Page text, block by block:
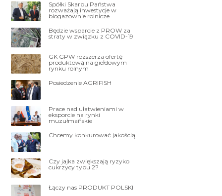
Spółki Skarbu Państwa
rozważają inwestycje w
biogazownie rolnicze
Będzie wsparcie z PROW za
straty w związku z COVID-19
GK GPW rozszerza ofertę
produktową na giełdowym
rynku rolnym
Posiedzenie AGRIFISH
Prace nad ułatwieniami w
eksporcie na rynki
muzułmańskie
Chcemy konkurować jakością
Czy jajka zwiększają ryzyko
cukrzycy typu 2?
Łączy nas PRODUKT POLSKI